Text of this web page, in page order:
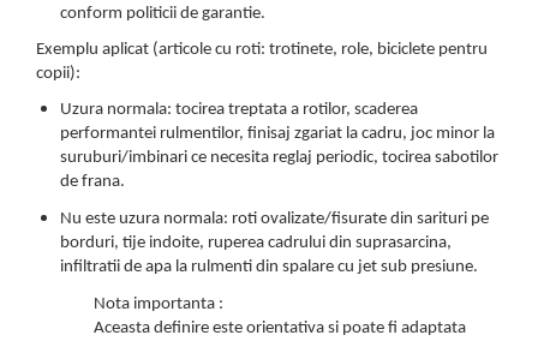
conform politicii de garantie.
Exemplu aplicat (articole cu roti: trotinete, role, biciclete pentru
copii):
Uzura normala: tocirea treptata a rotilor, scaderea
performantei rulmentilor, finisaj zgariat la cadru, joc minor la
suruburi/imbinari ce necesita reglaj periodic, tocirea sabotilor
de frana.
Nu este uzura normala: roti ovalizate/fisurate din sarituri pe
borduri, tije indoite, ruperea cadrului din suprasarcina,
infiltratii de apa la rulmenti din spalare cu jet sub presiune.
Nota importanta :
Aceasta definire este orientativa si poate fi adaptata